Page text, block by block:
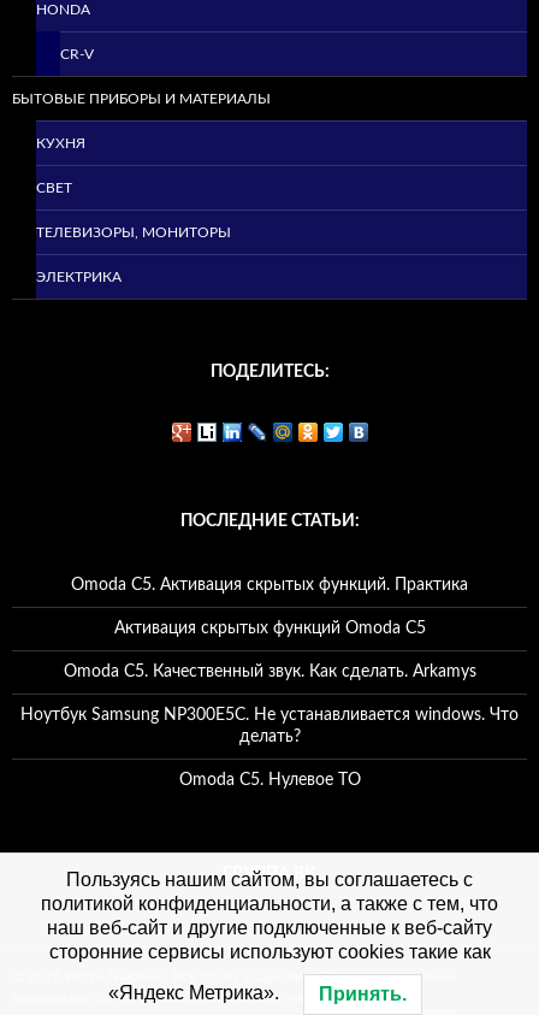
HONDA
CR-V
БЫТОВЫЕ ПРИБОРЫ И МАТЕРИАЛЫ
КУХНЯ
СВЕТ
ТЕЛЕВИЗОРЫ, МОНИТОРЫ
ЭЛЕКТРИКА
ПОДЕЛИТЕСЬ:
ПОСЛЕДНИЕ СТАТЬИ:
Omoda C5. Активация скрытых функций. Практика
Активация скрытых функций Omoda C5
Omoda C5. Качественный звук. Как сделать. Arkamys
Ноутбук Samsung NP300E5C. Не устанавливается windows. Что
делать?
Omoda C5. Нулевое ТО
ГРУППА ВК
© 2026 Игорь Чувакин. Все права защищены. При использовании
материалов сайта, ссылка на сайт обязательна. Политика
Пользуясь нашим сайтом, вы соглашаетесь с
политикой конфиденциальности, а также с тем, что
наш веб-сайт и другие подключенные к веб-сайту
сторонние сервисы используют cookies такие как
«Яндекс Метрика». Принять.